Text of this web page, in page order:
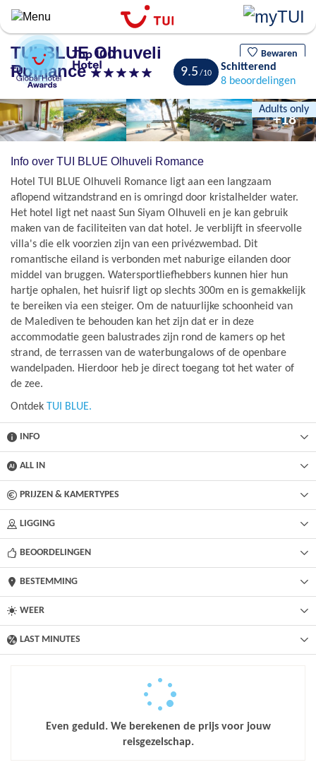
Overslaan
en
algemene
inhoud
gaan
TUI BLUE Olhuveli
Romance
Bewaren
Adults only
9.5
Schitterend
8 beoordelingen
+18
Info over TUI BLUE Olhuveli Romance
Hotel TUI BLUE Olhuveli Romance ligt aan een langzaam
aflopend witzandstrand en is omringd door kristalhelder water.
Het hotel ligt net naast Sun Siyam Olhuveli en je kan gebruik
maken van de faciliteiten van dat hotel. Je verblijft in sfeervolle
villa's die elk voorzien zijn van een privézwembad. Dit
romantische eiland is verbonden met naburige eilanden door
middel van bruggen. Watersportliefhebbers kunnen hier hun
hartje ophalen, het huisrif ligt op slechts 300m en is gemakkelijk
te bereiken via een steiger. Om de natuurlijke schoonheid van
de Malediven te behouden kan het zijn dat er in deze
accommodatie geen balustrades zijn rond de kamers op het
strand, de terrassen van de waterbungalows of de openbare
wandelpaden. Hierdoor heb je direct toegang tot het water of
de zee.
Ontdek TUI BLUE.
INFO
ALL IN
PRIJZEN & KAMERTYPES
LIGGING
BEOORDELINGEN
BESTEMMING
WEER
LAST MINUTES
Even geduld. We berekenen de prijs voor jouw
reisgezelschap.